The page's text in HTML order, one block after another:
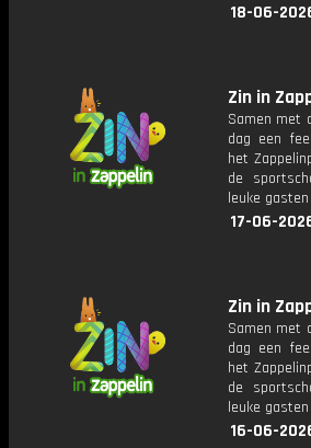
18-06-
Zin in
Samen met
dag een
het
de
leuke
17-06-
Zin in
Samen met
dag een
het
de
leuke
16-06-